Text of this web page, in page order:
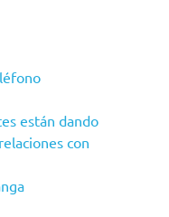
están dando
con